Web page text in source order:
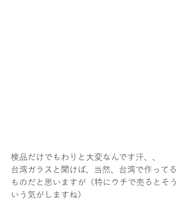
検品だけでもわりと大変なんです汗、、
台湾ガラスと聞けば、当然、台湾で作ってる
ものだと思いますが（特にウチで売るとそう
いう気がしますね）